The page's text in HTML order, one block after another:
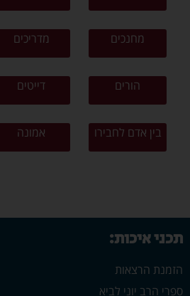
מחנכים מדריכים
הורים דייטים
בין אדם לחבירו אמונה
תכני איכות:
הזמנת הרצאות
ספרי הרב יוני לביא